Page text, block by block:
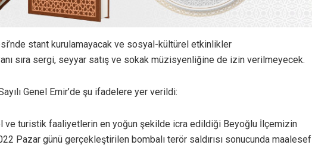
stant kurulamayacak ve sosyal-kültürel etkinlikler
sıra sergi, seyyar satış ve sokak müzisyenliğine de izin verilmeyecek.
Genel Emir’de şu ifadelere yer verildi:
ve turistik faaliyetlerin en yoğun şekilde icra edildiği Beyoğlu İlçemizin
Pazar günü gerçekleştirilen bombalı terör saldırısı sonucunda maalesef